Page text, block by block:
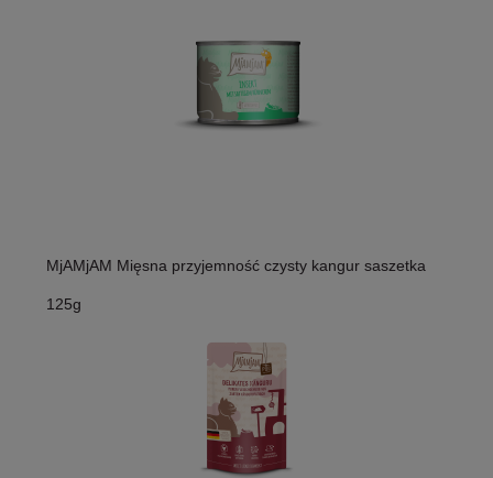
MjAMjAM Mięsna przyjemność czysty kangur saszetka
125g